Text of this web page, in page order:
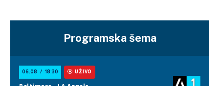
Programska šema